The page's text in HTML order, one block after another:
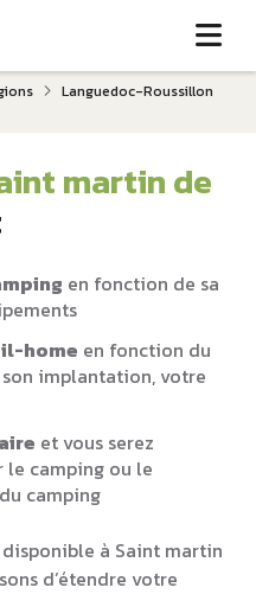
Languedoc-Roussillon
martin de
en fonction de sa
home en fonction du
implantation, votre
et vous serez
camping ou le
camping
disponible à Saint martin
d’étendre votre